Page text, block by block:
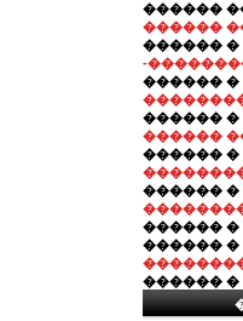
������
������
������ �
-
������ �
������ �
������
������ �
������ �
������ �
������ �
������ �